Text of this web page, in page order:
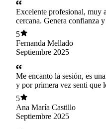
Excelente profesional, muy
cercana. Genera confianza
profunda introspección,
creencias y patrones que
vida diaria. 100%
5
Fernanda Mellado
Septiembre 2025
Me encanto la sesión, es
y por primera vez senti que
eran mis caminos recorridos
cantidad de comida que
5
Ana María Castillo
Septiembre 2025